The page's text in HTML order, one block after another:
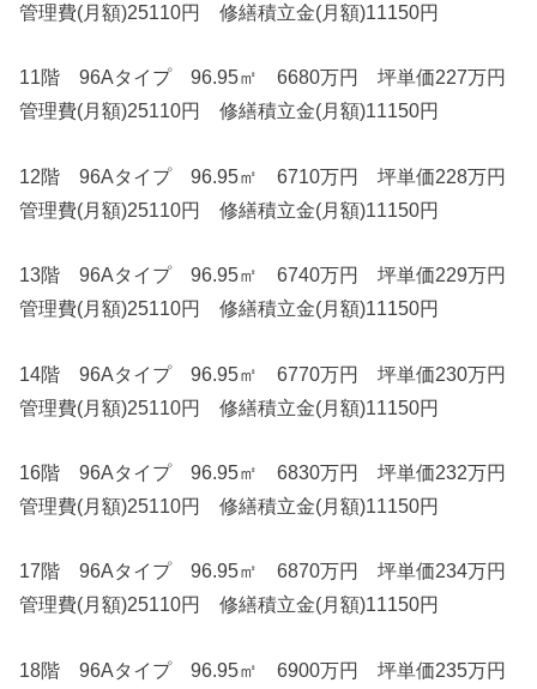
管理費(月額)25110円 修繕積立金(月額)11150円
11階 96Aタイプ 96.95㎡ 6680万円 坪単価227万円
管理費(月額)25110円 修繕積立金(月額)11150円
12階 96Aタイプ 96.95㎡ 6710万円 坪単価228万円
管理費(月額)25110円 修繕積立金(月額)11150円
13階 96Aタイプ 96.95㎡ 6740万円 坪単価229万円
管理費(月額)25110円 修繕積立金(月額)11150円
14階 96Aタイプ 96.95㎡ 6770万円 坪単価230万円
管理費(月額)25110円 修繕積立金(月額)11150円
16階 96Aタイプ 96.95㎡ 6830万円 坪単価232万円
管理費(月額)25110円 修繕積立金(月額)11150円
17階 96Aタイプ 96.95㎡ 6870万円 坪単価234万円
管理費(月額)25110円 修繕積立金(月額)11150円
18階 96Aタイプ 96.95㎡ 6900万円 坪単価235万円